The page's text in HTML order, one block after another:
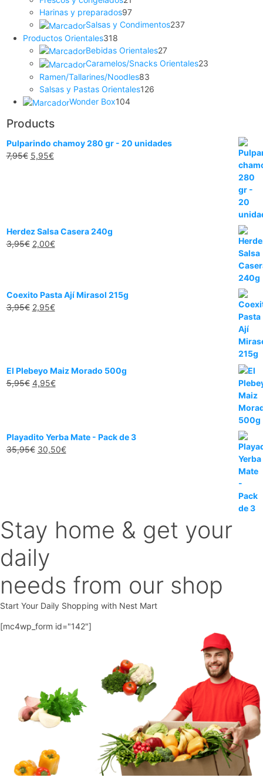
productos
Harinas y preparados9797
productos
Salsas y Condimentos237237
Productos Orientales318318
productos
Bebidas Orientales2727
productos
Caramelos/Snacks Orientales2323
Ramen/Tallarines/Noodles8383
productos
Salsas y Pastas Orientales126126
Wonder Box104104
Products
Pulparindo chamoy 280 gr - 20 unidades
7,95€ El
5,95€El
Herdez Salsa Casera 240g
3,95€ El
3,95€.
2,00€El
2,00€.
Coexito Pasta Ají Mirasol 215g
3,95€ El
2,95€El
El Plebeyo Maiz Morado 500g
5,95€ El
5,95€.
4,95€El
4,95€.
Playadito Yerba Mate - Pack de 3
35,95€ El
30,50€El
Stay home & get your
daily
needs from our shop
Start Your Daily Shopping with Nest Mart
[mc4wp_form id="142"]